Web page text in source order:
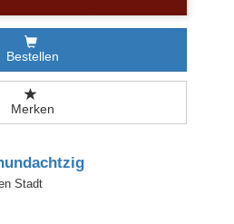
Bestellen
Merken
Stadt